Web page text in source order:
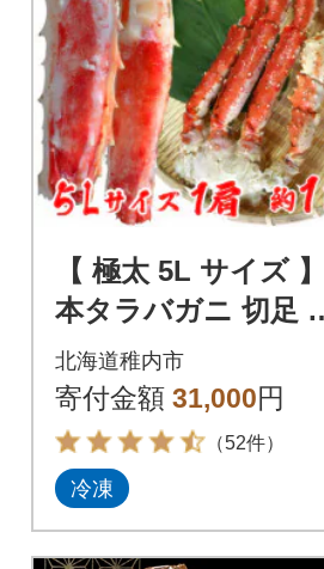
【 極太 5L サイズ 】
本タラバガニ 切足 1
肩 1Kg -食通のあな
たに- ボイル済
北海道稚内市
寄付金額 31,000円
（52件）
冷凍